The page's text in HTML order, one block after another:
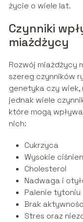
życie o wiele lat.
Czynniki
miażdżycy
Rozwój miażdżycy
szereg czynników
genetyka czy wiek,
jednak wiele
które mogą
nich:
Cukrzyca
Wysokie
Cholesterol
Nadwaga i
Palenie tytoniu
Brak
Stres oraz